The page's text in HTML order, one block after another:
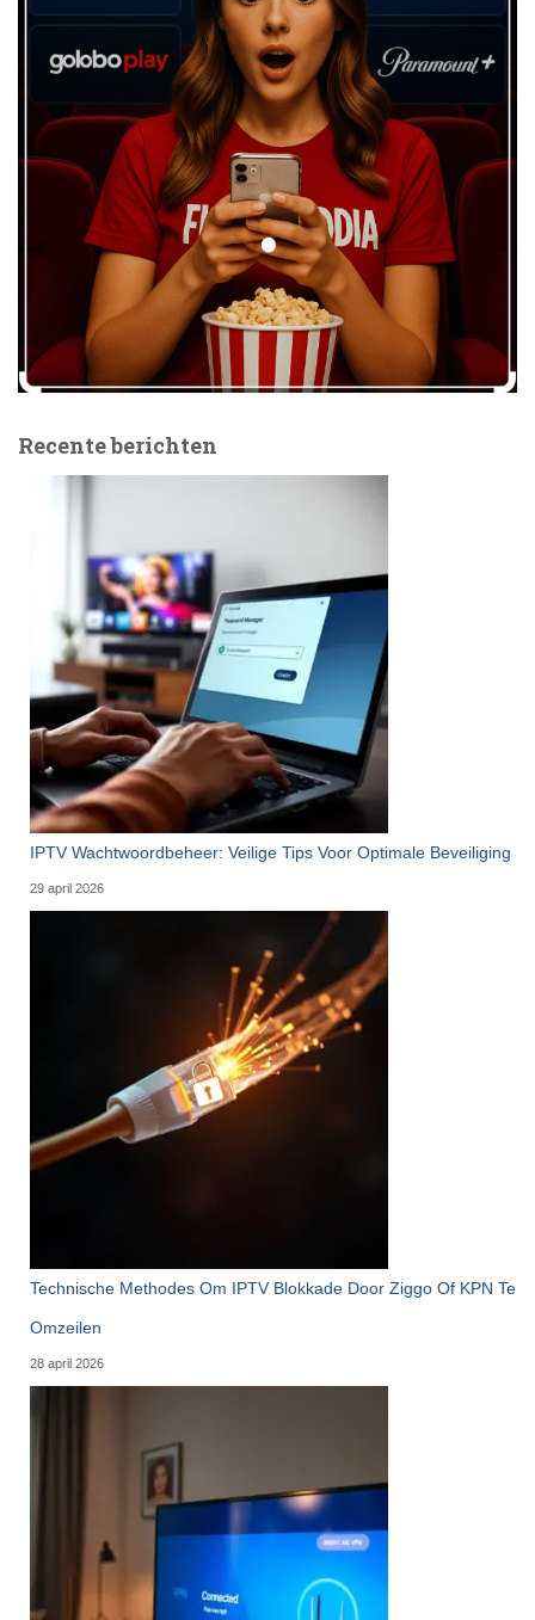
Recente berichten
IPTV Wachtwoordbeheer: Veilige Tips Voor Optimale Beveiliging
29 april 2026
Technische Methodes Om IPTV Blokkade Door Ziggo Of KPN Te
Omzeilen
28 april 2026